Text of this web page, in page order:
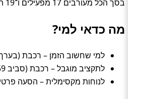
בסך הכל מעורבים 17 מפעילים ו־19 תחנות מוצא/יעד.
מה כדאי למי?
למי שחשוב הזמן – רכבת (בערך 2.6
לתקציב מוגבל – רכבת (סביב 59 ₪ בממוצע).
לנוחות מקסימלית – הסעה פרטית